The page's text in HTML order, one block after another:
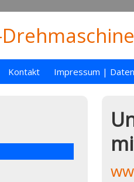
Kontakt Impressum |